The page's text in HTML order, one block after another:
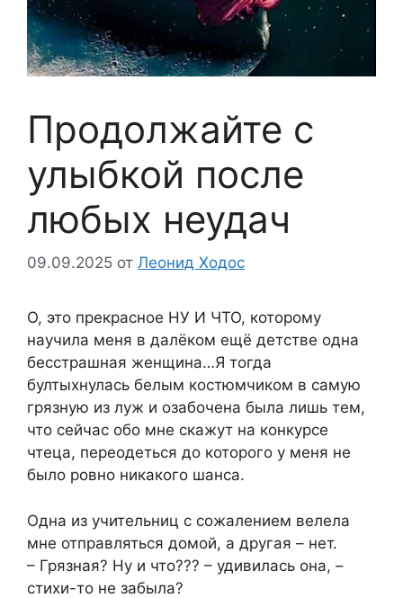
Продолжайте с
улыбкой после
любых неудач
09.09.2025 от Леонид Ходос
О, это прекрасное НУ И ЧТО, которому
научила меня в далёком ещё детстве одна
бесстрашная женщина…Я тогда
бултыхнулась белым костюмчиком в самую
грязную из луж и озабочена была лишь тем,
что сейчас обо мне скажут на конкурсе
чтеца, переодеться до которого у меня не
было ровно никакого шанса.
Одна из учительниц с сожалением велела
мне отправляться домой, а другая – нет.
– Грязная? Ну и что??? – удивилась она, –
стихи-то не забыла?